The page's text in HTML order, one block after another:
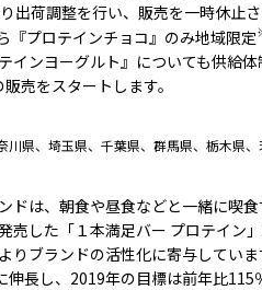
出荷調整を行い、販売を一時休止さ
プロテインチョコ』のみ地域限定
インヨーグルト』についても供給
売をスタートします。
県、埼玉県、千葉県、群馬県、栃木県、
ドは、朝食や昼食などと一緒に喫
売した「１本満足バー プロテイン
りブランドの活性化に寄与してい
伸長し、2019年の目標は前年比115